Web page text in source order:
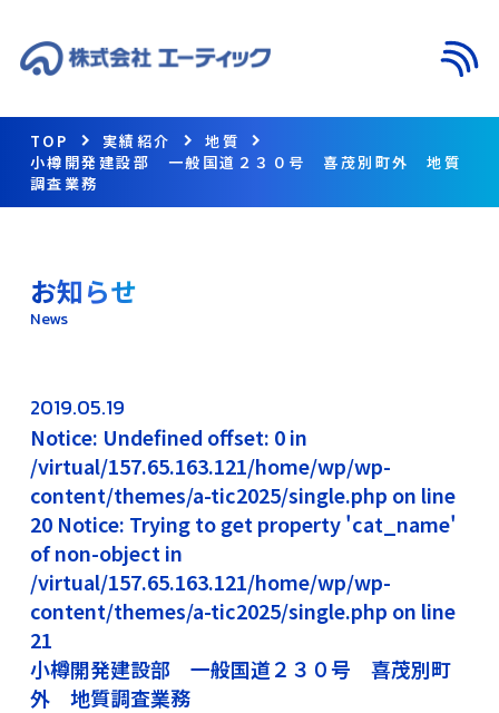
TOP 実績紹介
地質
小樽開発建設部 一般国道２３０号 喜茂別町外 地質
調査業務
お知らせ
News
2019.05.19
Notice: Undefined offset: 0 in
/virtual/157.65.163.121/home/wp/wp-
content/themes/a-tic2025/single.php on line
20 Notice: Trying to get property 'cat_name'
of non-object in
/virtual/157.65.163.121/home/wp/wp-
content/themes/a-tic2025/single.php on line
21
小樽開発建設部 一般国道２３０号 喜茂別町
外 地質調査業務